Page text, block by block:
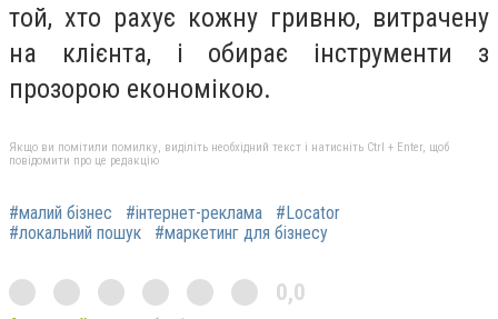
той, хто рахує кожну гривню, витрачену
на клієнта, і обирає інструменти з
прозорою економікою.
Якщо ви помітили помилку, виділіть необхідний текст і натисніть Ctrl + Enter, щоб
повідомити про це редакцію
#малий бізнес #інтернет-реклама
#Locator
#локальний пошук
#маркетинг для бізнесу
0,0